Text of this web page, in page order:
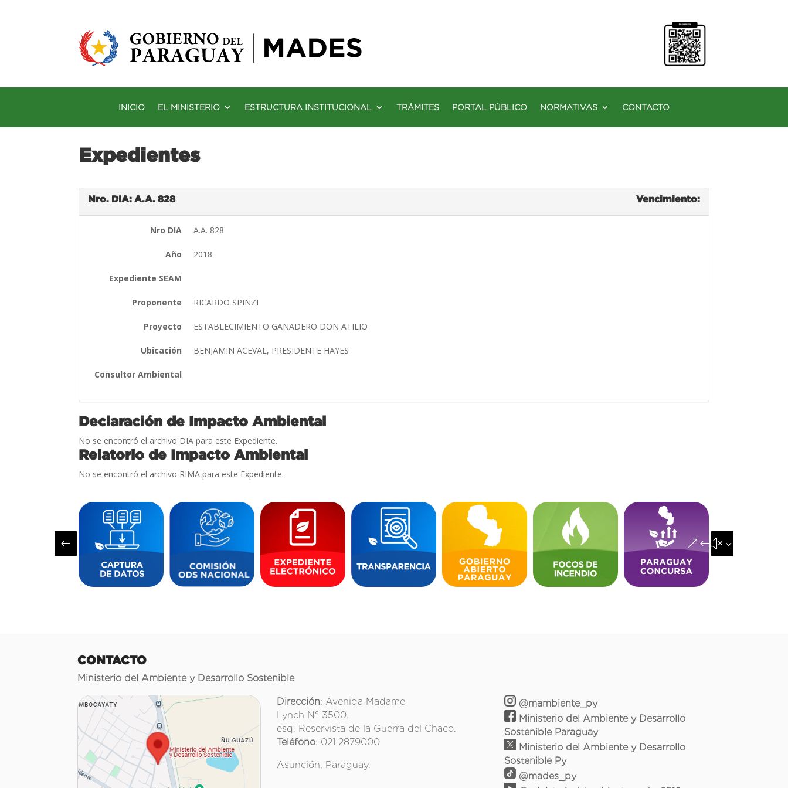
INICIO EL MINISTERIO ESTRUCTURA INSTITUCIONAL TRÁMITES PORTAL PÚBLICO NORMATIVAS CONTACTO
Expedientes
Nro. DIA: A.A. 828 Vencimiento:
Nro DIA A.A. 828
Año 2018
Expediente SEAM
Proponente RICARDO SPINZI
Proyecto ESTABLECIMIENTO GANADERO DON ATILIO
Ubicación BENJAMIN ACEVAL, PRESIDENTE HAYES
Consultor Ambiental
Declaración de Impacto Ambiental
No se encontró el archivo DIA para este Expediente.
Relatorio de Impacto Ambiental
No se encontró el archivo RIMA para este Expediente.
# &#x35;
CONTACTO
Ministerio del Ambiente y Desarrollo Sostenible
Dirección: Avenida Madame
Lynch N° 3500.
esq. Reservista de la Guerra del Chaco.
Teléfono: 021 2879000
Asunción, Paraguay.
@mambiente_py
Ministerio del Ambiente y Desarrollo
Sostenible Paraguay
Ministerio del Ambiente y Desarrollo
Sostenible Py
@mades_py